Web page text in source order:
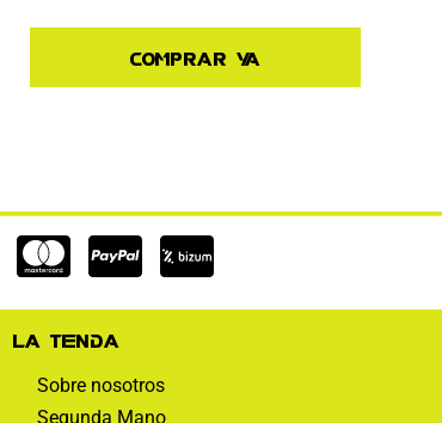
Comprar ya
Cc-
mastercard
Cc-
paypal
La tienda
Sobre nosotros
Segunda Mano